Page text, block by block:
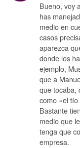
Bueno, voy
has
medio en
casos
aparezca
donde los
ejemplo,
que a
que tocaba,
como «el
Bastante
medio que
tenga que
empresa.